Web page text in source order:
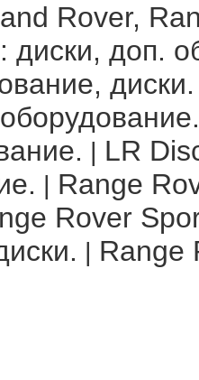
Rover,
диски, доп.
диски.
| LR
| Range
Rover
| Range